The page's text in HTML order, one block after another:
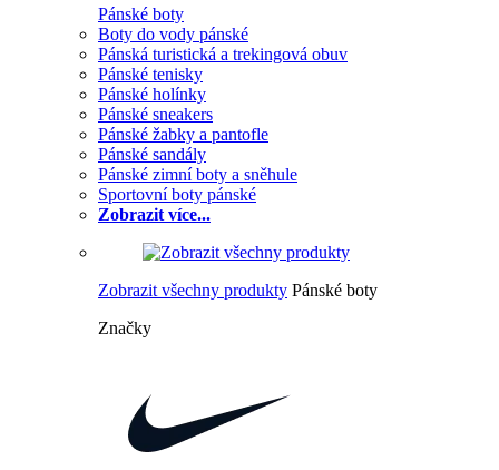
Pánské boty
Boty do vody pánské
Pánská turistická a trekingová obuv
Pánské tenisky
Pánské holínky
Pánské sneakers
Pánské žabky a pantofle
Pánské sandály
Pánské zimní boty a sněhule
Sportovní boty pánské
Zobrazit více...
Zobrazit všechny produkty Pánské boty
Značky